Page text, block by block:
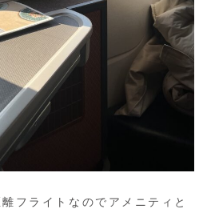
フライトなのでアメニティと